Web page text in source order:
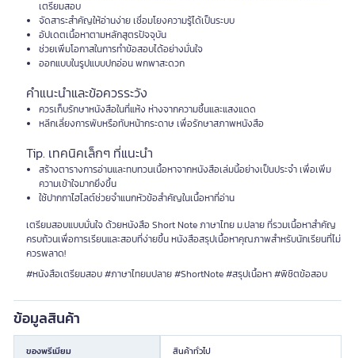
เตรียมสอบ
จัดสาระสำคัญให้อ่านง่าย เชื่อมโยงความรู้ได้เป็นระบบ
อัปเดตเนื้อหาตามหลักสูตรปัจจุบัน
ช่วยเพิ่มโอกาสในการทำข้อสอบได้อย่างมั่นใจ
ออกแบบในรูปแบบปกอ่อน พกพาสะดวก
คำแนะนำและข้อควรระวัง
ควรเก็บรักษาหนังสือในที่แห้ง ห่างจากความชื้นและแสงแดด
หลีกเลี่ยงการพับหรือทับหน้ากระดาษ เพื่อรักษาสภาพหนังสือ
Tip. เทคนิคเล็กๆ ที่แนะนำ
สร้างตารางการอ่านและทบทวนเนื้อหาจากหนังสือเล่มนี้อย่างเป็นประจำ เพื่อเพิ่ม
ความเข้าใจมากยิ่งขึ้น
ใช้ปากกาไฮไลต์ช่วยจำแนกหัวข้อสำคัญในเนื้อหาที่อ่าน
เตรียมสอบแบบมั่นใจ ด้วยหนังสือ Short Note ภาษาไทย ม.ปลาย ที่รวมเนื้อหาสำคัญ
ครบถ้วนเพื่อการเรียนและสอบที่ง่ายขึ้น หนังสือสรุปเนื้อหาคุณภาพสำหรับนักเรียนที่ไม่
ควรพลาด!
#หนังสือเตรียมสอบ #ภาษาไทยมปลาย #ShortNote #สรุปเนื้อหา #พิชิตข้อสอบ
ข้อมูลสินค้า
ของพรีเมียม สินค้าทั่วไป